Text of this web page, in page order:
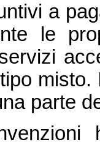
a
le
parte